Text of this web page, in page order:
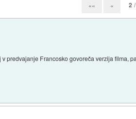
«« « 2
predvajanje Francosko govoreča verzija filma,